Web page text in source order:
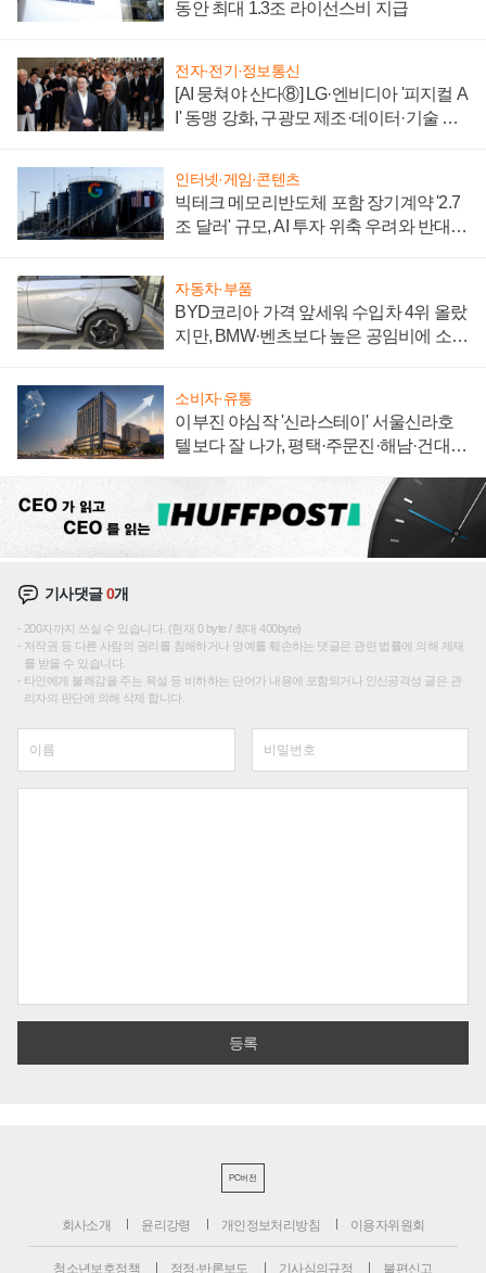
동안 최대 1.3조 라이선스비 지급
전자·전기·정보통신
[AI 뭉쳐야 산다⑧] LG·엔비디아 '피지컬 A
I' 동맹 강화, 구광모 제조·데이터·기술 결
인터넷·게임·콘텐츠
빅테크 메모리반도체 포함 장기계약 '2.7
조 달러' 규모, AI 투자 위축 우려와 반대
자동차·부품
BYD코리아 가격 앞세워 수입차 4위 올랐
지만, BMW·벤츠보다 높은 공임비에 소비
소비자·유통
이부진 야심작 '신라스테이' 서울신라호
텔보다 잘 나가, 평택·주문진·해남·건대로
기사댓글0개
200자까지 쓰실 수 있습니다. (현재 0 byte / 최대 400byte)
저작권 등 다른 사람의 권리를 침해하거나 명예를 훼손하는 댓글은 관련 법률에 의해 제재
를 받을 수 있습니다.
타인에게 불쾌감을 주는 욕설 등 비하하는 단어가 내용에 포함되거나 인신공격성 글은 관
리자의 판단에 의해 삭제 합니다.
PC버전
회사소개 윤리강령 개인정보처리방침 이용자위원회
청소년보호정책 정정·반론보도 기사심의규정 불편신고